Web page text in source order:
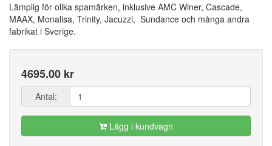
Lämplig för olika spamärken, inklusive AMC Winer, Cascade,
MAAX, Monalisa, Trinity, Jacuzzi, Sundance och många andra
fabrikat i Sverige.
4695.00 kr
Antal:
Lägg i kundvagn